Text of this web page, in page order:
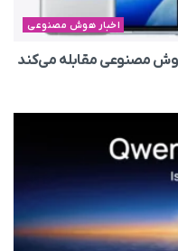
اخبار هوش مصنوعی
مصنوعی مقابله می‌کند